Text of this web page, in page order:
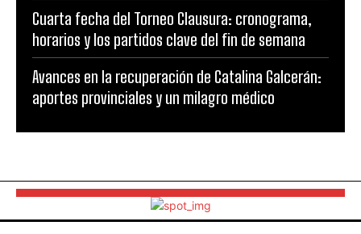
Cuarta fecha del Torneo Clausura: cronograma,
horarios y los partidos clave del fin de semana
Avances en la recuperación de Catalina Galcerán:
aportes provinciales y un milagro médico